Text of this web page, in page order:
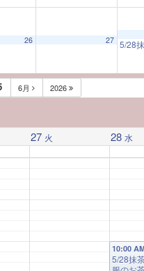
に 日本の美に触れる）
26
27 5/28
6月 2026
27 火 28 水
10:00
5/28抹